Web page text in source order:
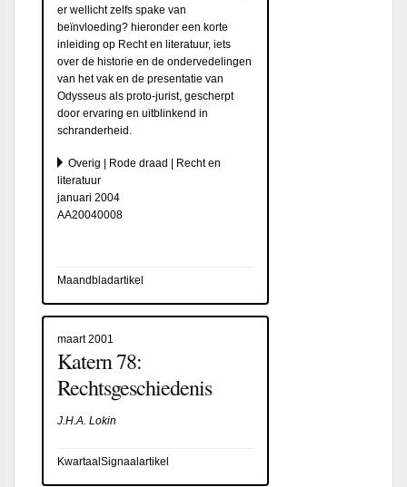
er wellicht zelfs spake van
beïnvloeding? hieronder een korte
inleiding op Recht en literatuur, iets
over de historie en de ondervedelingen
van het vak en de presentatie van
Odysseus als proto-jurist, gescherpt
door ervaring en uitblinkend in
schranderheid.
Overig | Rode draad | Recht en
literatuur
januari 2004
AA20040008
Maandbladartikel
maart 2001
Katern 78:
Rechtsgeschiedenis
J.H.A. Lokin
KwartaalSignaalartikel